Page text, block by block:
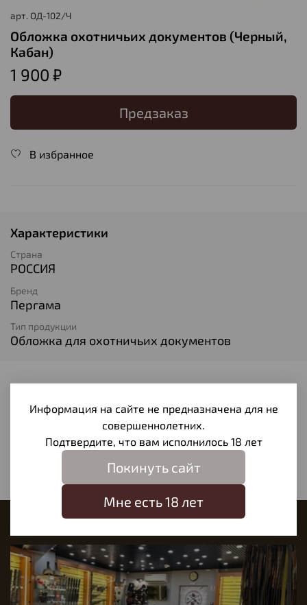
арт. ОД-102/Ч
Обложка охотничьих документов (Черный,
Кабан)
1 900 ₽
Предзаказ
В избранное
Характеристики
Страна
РОССИЯ
Бренд
Пергама
Тип продукции
Обложка для охотничьих документов
Отзывов еще никто не оставлял
Написать отзыв
Наш магазин
Информация на сайте не предназначена для не
совершеннолетних.
Подтвердите, что вам исполнилось 18 лет
Покинуть сайт
Мне есть 18 лет